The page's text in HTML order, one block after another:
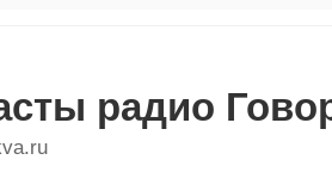
радио